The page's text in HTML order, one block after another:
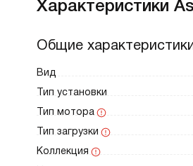
Характеристики
Общие
Вид
Тип установки
Тип мотора
Тип загрузки
Коллекция